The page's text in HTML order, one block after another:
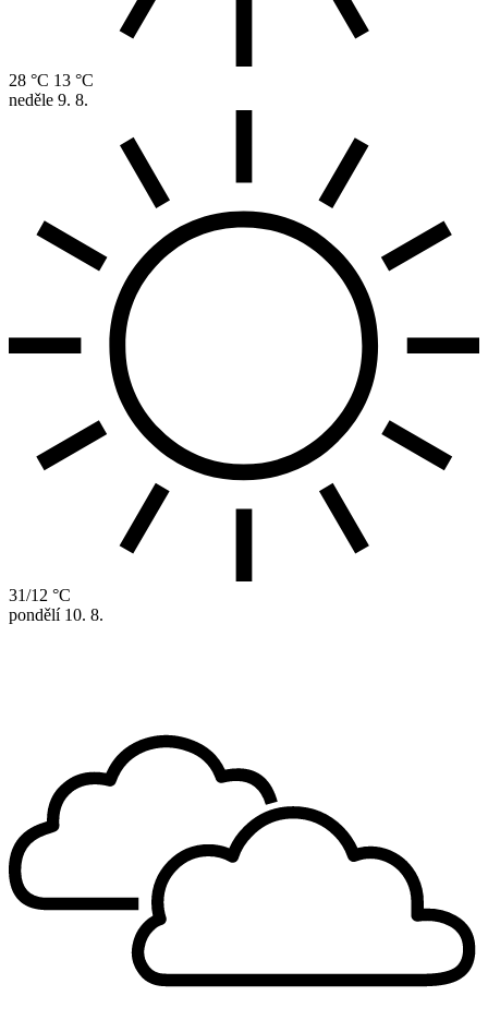
28 °C 13 °C
neděle 9. 8.
31/12 °C
pondělí 10. 8.